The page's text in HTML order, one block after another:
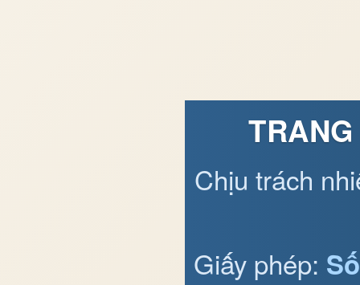
Chịu trách
Giấy phép: